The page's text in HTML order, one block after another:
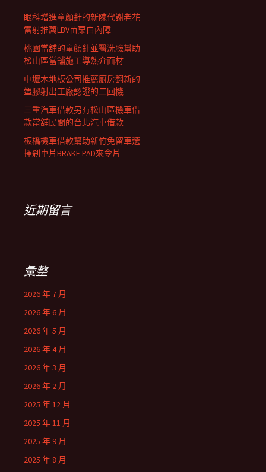
眼科增進童顏針的新陳代謝老花
雷射推薦LBV苗栗白內障
桃園當舖的童顏針並醫洗臉幫助
松山區當舖施工導熱介面材
中壢木地板公司推薦廚房翻新的
塑膠射出工廠認證的二回機
三重汽車借款另有松山區機車借
款當舖民間的台北汽車借款
板橋機車借款幫助新竹免留車選
擇剎車片BRAKE PAD來令片
近期留言
彙整
2026 年 7 月
2026 年 6 月
2026 年 5 月
2026 年 4 月
2026 年 3 月
2026 年 2 月
2025 年 12 月
2025 年 11 月
2025 年 9 月
2025 年 8 月